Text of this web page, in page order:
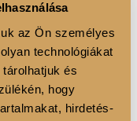
az Ön személyes
technológiákat
és
hogy
hirdetés-
amely a
mely segít